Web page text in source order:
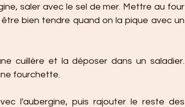
saler avec le sel de mer. Mettre au four
bien tendre quand on la pique avec un
cuillère et la déposer dans un saladier.
fourchette.
l'aubergine, puis rajouter le reste des